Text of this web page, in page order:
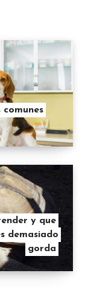
y que
demasiado
gorda